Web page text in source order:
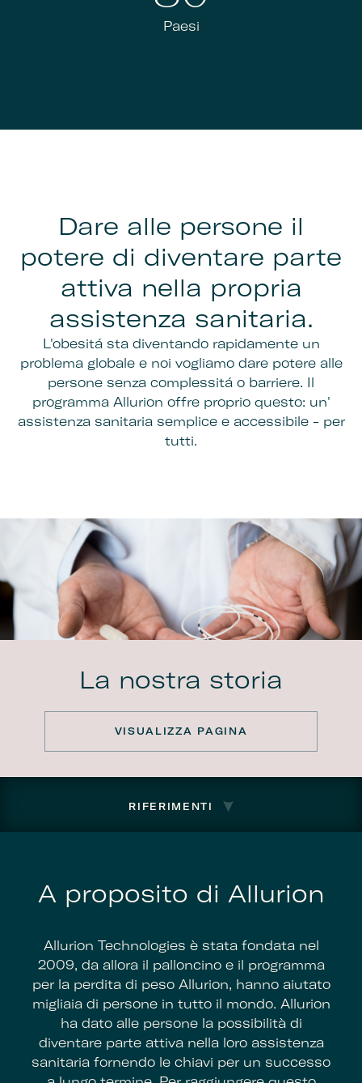
Paesi
Dare alle persone il
potere di diventare parte
attiva nella propria
assistenza sanitaria.
L'obesitá sta diventando rapidamente un
problema globale e noi vogliamo dare potere alle
persone senza complessitá o barriere. Il
programma Allurion offre proprio questo: un'
assistenza sanitaria semplice e accessibile - per
tutti.
La nostra storia
VISUALIZZA PAGINA
RIFERIMENTI
A proposito di Allurion
Allurion Technologies è stata fondata nel
2009, da allora il palloncino e il programma
per la perdita di peso Allurion, hanno aiutato
migliaia di persone in tutto il mondo. Allurion
ha dato alle persone la possibilità di
diventare parte attiva nella loro assistenza
sanitaria fornendo le chiavi per un successo